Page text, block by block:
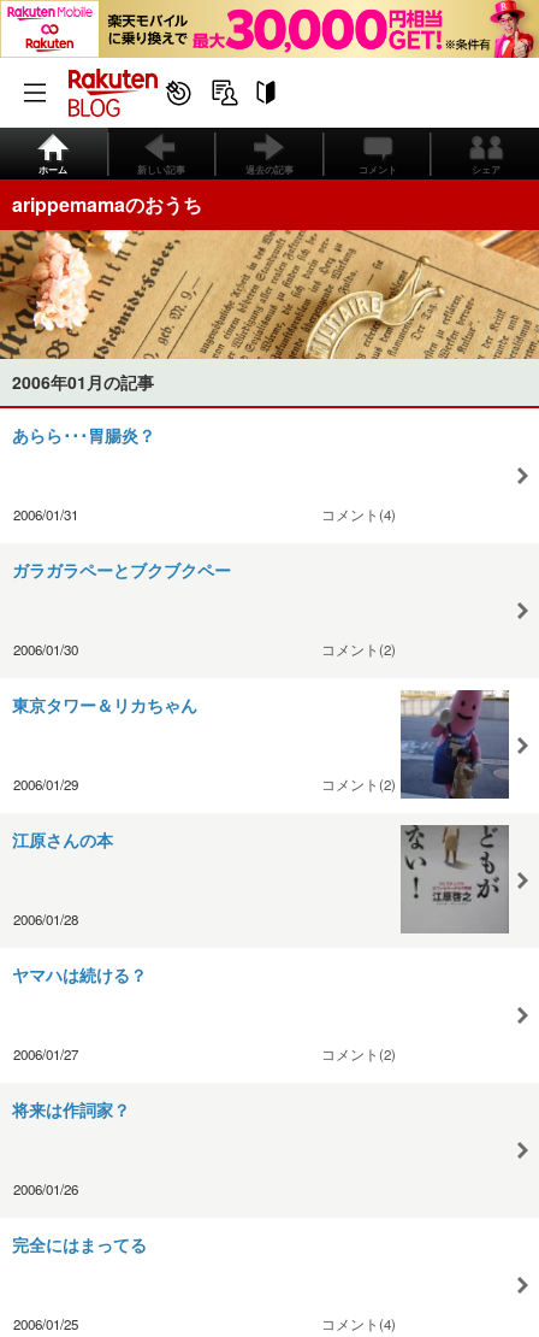
ホーム 新しい記事 過去の記事 コメント シェア
arippemamaのおうち
2006年01月の記事
あらら･･･胃腸炎？
2006/01/31 コメント(4)
ガラガラペーとブクブクペー
2006/01/30 コメント(2)
東京タワー＆リカちゃん
2006/01/29 コメント(2)
江原さんの本
2006/01/28
ヤマハは続ける？
2006/01/27 コメント(2)
将来は作詞家？
2006/01/26
完全にはまってる
2006/01/25 コメント(4)